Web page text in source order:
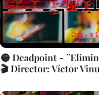
🟡 Deadpoint -
🎬 Director: Víctor